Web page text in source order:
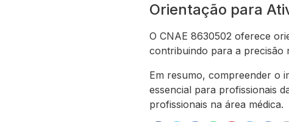
Orientação para
O CNAE 8630502 oferece
contribuindo para a precisão
Em resumo, compreender o
essencial para profissionais
profissionais na área médica.